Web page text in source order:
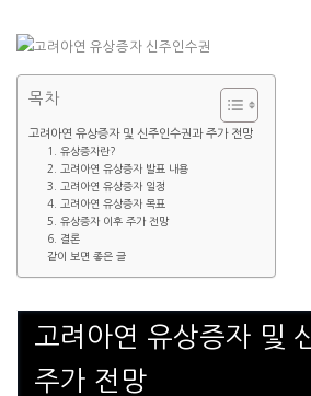
목차
고려아연 유상증자 및 신주인수권과 주가 전망
1. 유상증자란?
2. 고려아연 유상증자 발표 내용
3. 고려아연 유상증자 일정
4. 고려아연 유상증자 목표
5. 유상증자 이후 주가 전망
6. 결론
같이 보면 좋은 글
고려아연 유상증자 및
주가 전망